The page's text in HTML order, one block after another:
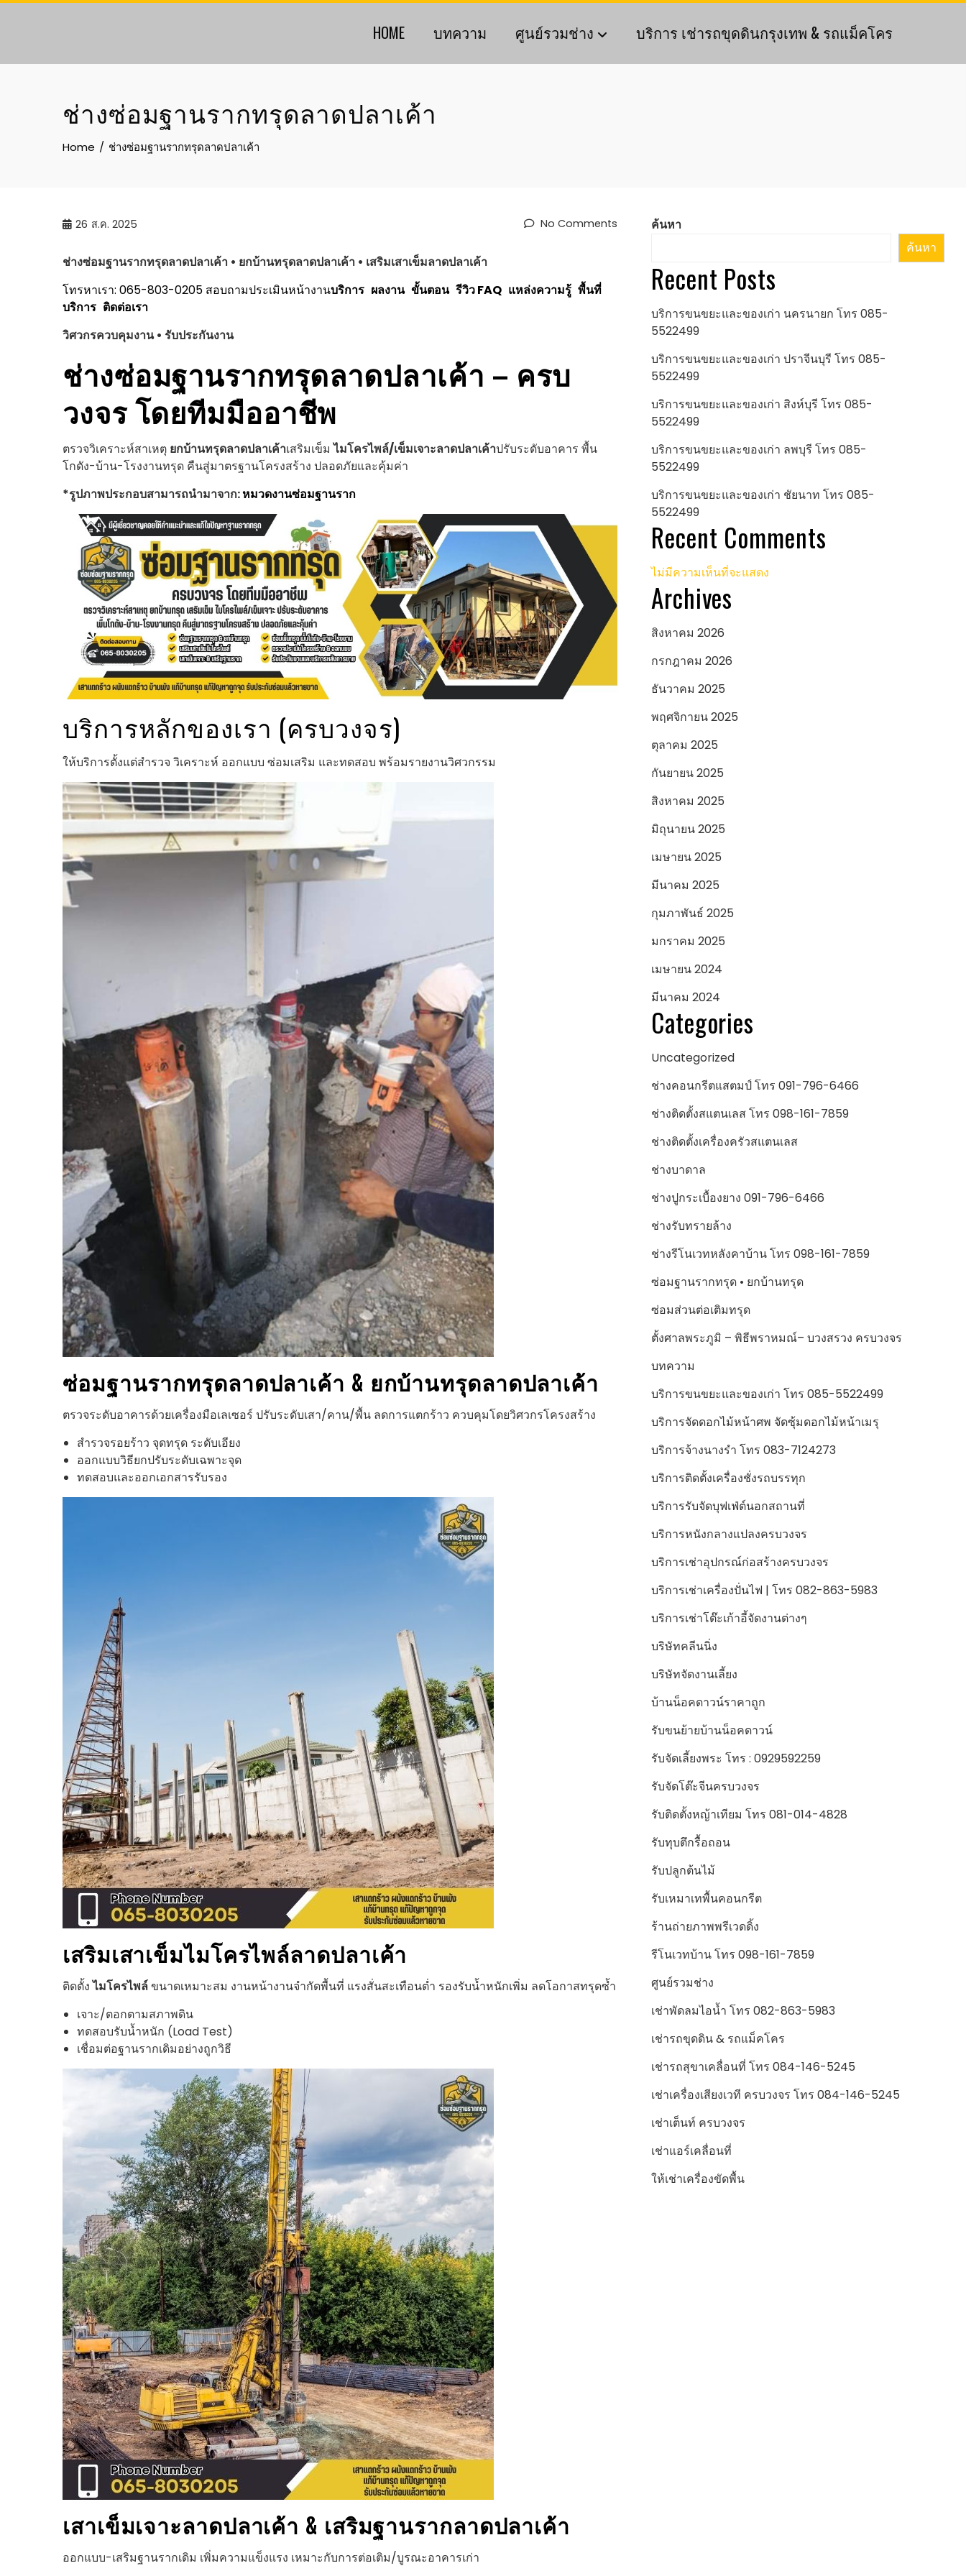
Skip
HOME บทความ ศูนย์รวมช่าง บริการ เช่ารถขุดดินกรุงเทพ & รถแม็คโคร
ช่างซ่อมฐานรากทรุดลาดปลาเค้า
Home ช่างซ่อมฐานรากทรุดลาดปลาเค้า
26 ส.ค. 2025 No Comments
ช่างซ่อมฐานรากทรุดลาดปลาเค้า • ยกบ้านทรุดลาดปลาเค้า • เสริมเสาเข็มลาดปลาเค้า
โทรหาเรา: 065-803-0205 สอบถามประเมินหน้างานบริการ ผลงาน ขั้นตอน รีวิวFAQ แหล่งความรู้ พื้นที่
บริการ ติดต่อเรา
วิศวกรควบคุมงาน • รับประกันงาน
ช่างซ่อมฐานรากทรุดลาดปลาเค้า – ครบ
วงจร โดยทีมมืออาชีพ
ตรวจวิเคราะห์สาเหตุ ยกบ้านทรุดลาดปลาเค้าเสริมเข็มไมโครไพล์/เข็มเจาะลาดปลาเค้าปรับระดับอาคาร พื้น
โกดัง-บ้าน-โรงงานทรุด คืนสู่มาตรฐานโครงสร้าง ปลอดภัยและคุ้มค่า
*รูปภาพประกอบสามารถนำมาจาก:หมวดงานซ่อมฐานราก
บริการหลักของเรา (ครบวงจร)
ให้บริการตั้งแต่สำรวจ วิเคราะห์ ออกแบบ ซ่อมเสริม และทดสอบ พร้อมรายงานวิศวกรรม
ซ่อมฐานรากทรุดลาดปลาเค้า & ยกบ้านทรุดลาดปลาเค้า
ตรวจระดับอาคารด้วยเครื่องมือเลเซอร์ ปรับระดับเสา/คาน/พื้น ลดการแตกร้าว ควบคุมโดยวิศวกรโครงสร้าง
สำรวจรอยร้าว จุดทรุด ระดับเอียง
ออกแบบวิธียกปรับระดับเฉพาะจุด
ทดสอบและออกเอกสารรับรอง
เสริมเสาเข็มไมโครไพล์ลาดปลาเค้า
ติดตั้งไมโครไพล์ขนาดเหมาะสม งานหน้างานจำกัดพื้นที่ แรงสั่นสะเทือนต่ำ รองรับน้ำหนักเพิ่ม ลดโอกาสทรุดซ้ำ
เจาะ/ตอกตามสภาพดิน
ทดสอบรับน้ำหนัก (Load Test)
เชื่อมต่อฐานรากเดิมอย่างถูกวิธี
เสาเข็มเจาะลาดปลาเค้า & เสริมฐานรากลาดปลาเค้า
ออกแบบ-เสริมฐานรากเดิม เพิ่มความแข็งแรง เหมาะกับการต่อเติม/บูรณะอาคารเก่า
ค้นหา
ค้นหา
Recent Posts
บริการขนขยะและของเก่า นครนายก โทร 085-
5522499
บริการขนขยะและของเก่า ปราจีนบุรี โทร 085-
5522499
บริการขนขยะและของเก่า สิงห์บุรี โทร 085-
5522499
บริการขนขยะและของเก่า ลพบุรี โทร 085-
5522499
บริการขนขยะและของเก่า ชัยนาท โทร 085-
5522499
Recent Comments
ไม่มีความเห็นที่จะแสดง
Archives
สิงหาคม 2026
กรกฎาคม 2026
ธันวาคม 2025
พฤศจิกายน 2025
ตุลาคม 2025
กันยายน 2025
สิงหาคม 2025
มิถุนายน 2025
เมษายน 2025
มีนาคม 2025
กุมภาพันธ์ 2025
มกราคม 2025
เมษายน 2024
มีนาคม 2024
Categories
Uncategorized
ช่างคอนกรีตแสตมป์ โทร 091-796-6466
ช่างติดตั้งสแตนเลส โทร 098-161-7859
ช่างติดตั้งเครื่องครัวสแตนเลส
ช่างบาดาล
ช่างปูกระเบื้องยาง 091-796-6466
ช่างรับทรายล้าง
ช่างรีโนเวทหลังคาบ้าน โทร 098-161-7859
ซ่อมฐานรากทรุด • ยกบ้านทรุด
ซ่อมส่วนต่อเติมทรุด
ตั้งศาลพระภูมิ – พิธีพราหมณ์– บวงสรวง ครบวงจร
บทความ
บริการขนขยะและของเก่า โทร 085-5522499
บริการจัดดอกไม้หน้าศพ จัดซุ้มดอกไม้หน้าเมรุ
บริการจ้างนางรำ โทร 083-7124273
บริการติดตั้งเครื่องชั่งรถบรรทุก
บริการรับจัดบุฟเฟ่ต์นอกสถานที่
บริการหนังกลางแปลงครบวงจร
บริการเช่าอุปกรณ์ก่อสร้างครบวงจร
บริการเช่าเครื่องปั่นไฟ | โทร 082-863-5983
บริการเช่าโต๊ะเก้าอี้จัดงานต่างๆ
บริษัทคลีนนิ่ง
บริษัทจัดงานเลี้ยง
บ้านน็อคดาวน์ราคาถูก
รับขนย้ายบ้านน็อคดาวน์
รับจัดเลี้ยงพระ โทร : 0929592259
รับจัดโต๊ะจีนครบวงจร
รับติดตั้งหญ้าเทียม โทร 081-014-4828
รับทุบตึกรื้อถอน
รับปลูกต้นไม้
รับเหมาเทพื้นคอนกรีต
ร้านถ่ายภาพพรีเวดดิ้ง
รีโนเวทบ้าน โทร 098-161-7859
ศูนย์รวมช่าง
เช่าพัดลมไอน้ำ โทร 082-863-5983
เช่ารถขุดดิน & รถแม็คโคร
เช่ารถสุขาเคลื่อนที่ โทร 084-146-5245
เช่าเครื่องเสียงเวที ครบวงจร โทร 084-146-5245
เช่าเต็นท์ ครบวงจร
เช่าแอร์เคลื่อนที่
ให้เช่าเครื่องขัดพื้น